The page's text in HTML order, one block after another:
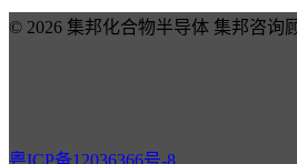
© 2026 集邦化合物半导体 集邦咨询
粤ICP备12036366号-8